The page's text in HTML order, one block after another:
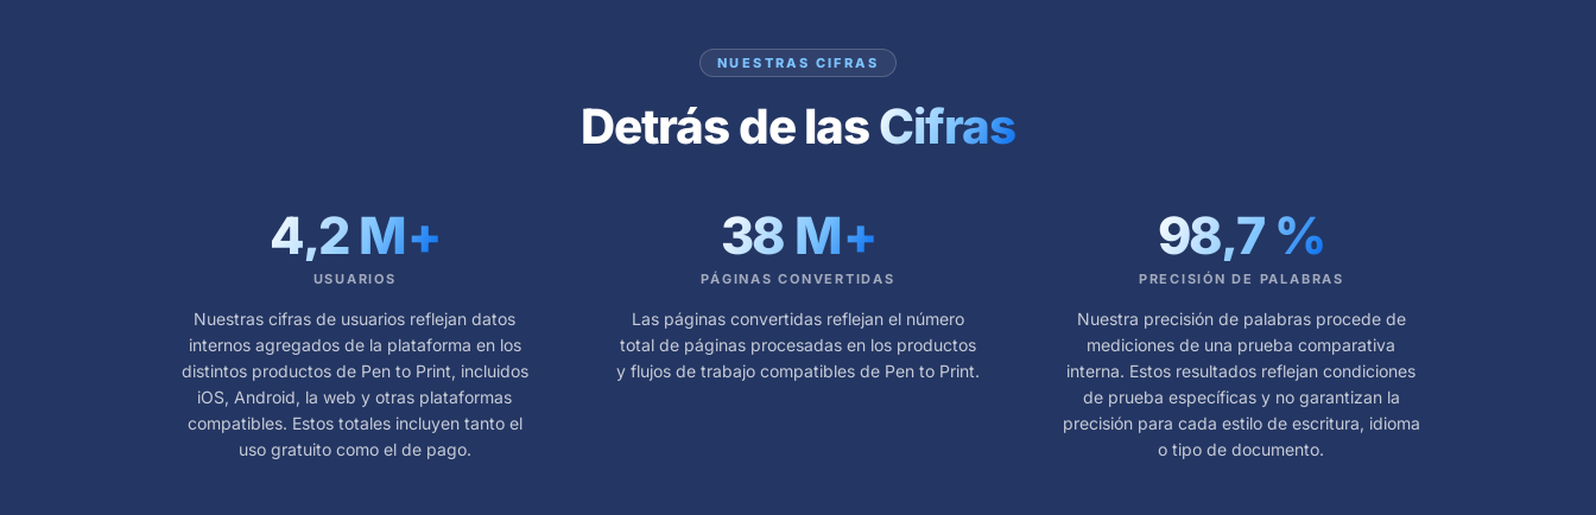
NUESTRAS CIFRAS
Detrás de lasCifras
4,2 M+
USUARIOS
Nuestras cifras de usuarios reflejan datos
internos agregados de la plataforma en los
distintos productos de Pen to Print, incluidos
iOS, Android, la web y otras plataformas
compatibles. Estos totales incluyen tanto el
uso gratuito como el de pago.
38 M+
PÁGINAS CONVERTIDAS
Las páginas convertidas reflejan el número
total de páginas procesadas en los productos
y flujos de trabajo compatibles de Pen to Print.
98,7 %
PRECISIÓN DE PALABRAS
Nuestra precisión de palabras procede de
mediciones de una prueba comparativa
interna. Estos resultados reflejan condiciones
de prueba específicas y no garantizan la
precisión para cada estilo de escritura, idioma
o tipo de documento.